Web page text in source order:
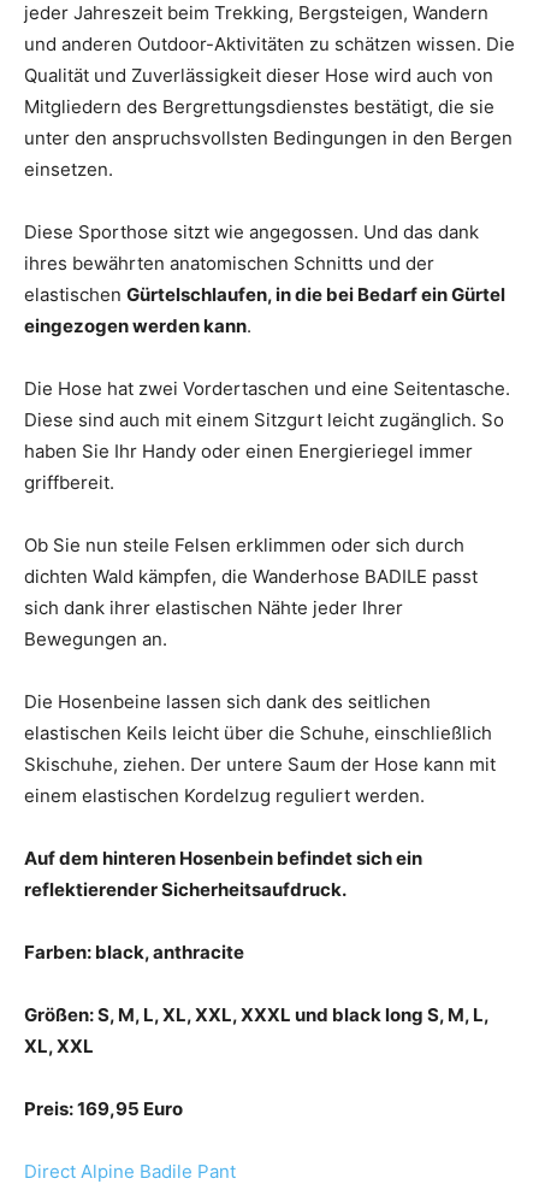
jeder Jahreszeit beim Trekking, Bergsteigen, Wandern
und anderen Outdoor-Aktivitäten zu schätzen wissen. Die
Qualität und Zuverlässigkeit dieser Hose wird auch von
Mitgliedern des Bergrettungsdienstes bestätigt, die sie
unter den anspruchsvollsten Bedingungen in den Bergen
einsetzen.
Diese Sporthose sitzt wie angegossen. Und das dank
ihres bewährten anatomischen Schnitts und der
elastischen Gürtelschlaufen, in die bei Bedarf ein Gürtel
eingezogen werden kann.
Die Hose hat zwei Vordertaschen und eine Seitentasche.
Diese sind auch mit einem Sitzgurt leicht zugänglich. So
haben Sie Ihr Handy oder einen Energieriegel immer
griffbereit.
Ob Sie nun steile Felsen erklimmen oder sich durch
dichten Wald kämpfen, die Wanderhose BADILE passt
sich dank ihrer elastischen Nähte jeder Ihrer
Bewegungen an.
Die Hosenbeine lassen sich dank des seitlichen
elastischen Keils leicht über die Schuhe, einschließlich
Skischuhe, ziehen. Der untere Saum der Hose kann mit
einem elastischen Kordelzug reguliert werden.
Auf dem hinteren Hosenbein befindet sich ein
reflektierender Sicherheitsaufdruck.
Farben: black, anthracite
Größen: S, M, L, XL, XXL, XXXL und black long S, M, L,
XL, XXL
Preis: 169,95 Euro
Direct Alpine Badile Pant